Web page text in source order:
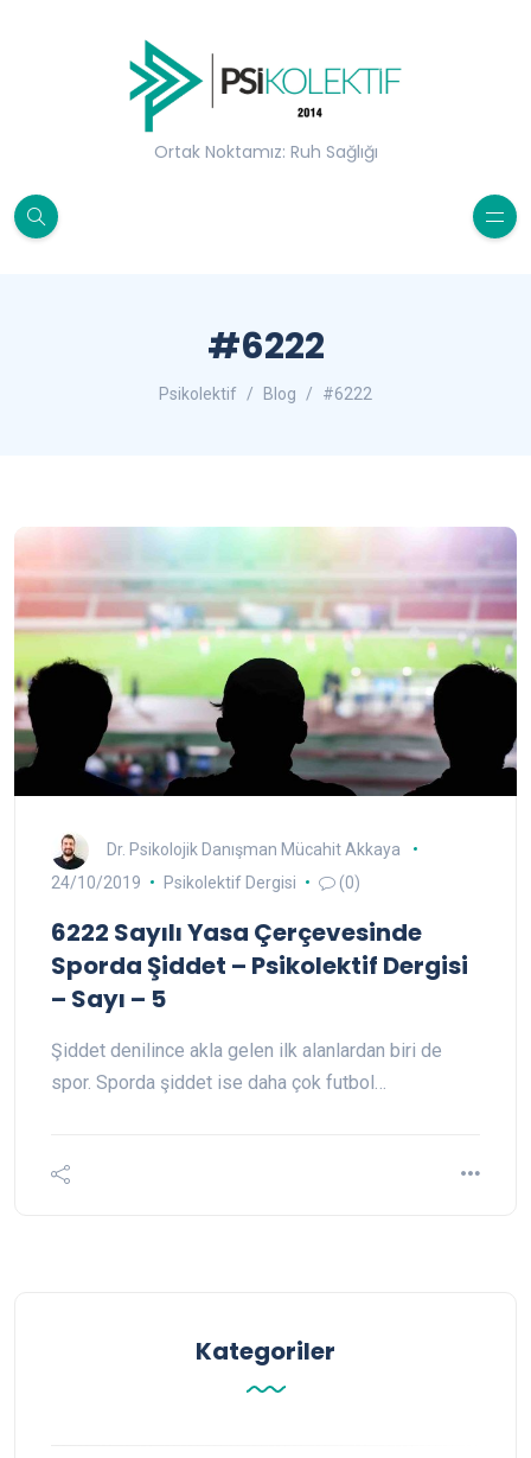
Ortak Noktamız: Ruh Sağlığı
#6222
Psikolektif Blog #6222
Dr. Psikolojik Danışman Mücahit Akkaya
24/10/2019
Psikolektif Dergisi (0)
6222 Sayılı Yasa Çerçevesinde
Sporda Şiddet – Psikolektif Dergisi
– Sayı – 5
Şiddet denilince akla gelen ilk alanlardan biri de
spor. Sporda şiddet ise daha çok futbol…
Kategoriler